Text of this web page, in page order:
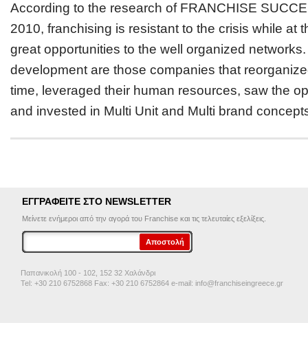
According to the research of FRANCHISE
2010, franchising is resistant to the crisis while at
great opportunities to the well organized
development are those companies that
time, leveraged their human resources, saw the
and invested in Multi Unit and Multi brand
ΕΓΓΡΑΦΕΙΤΕ ΣΤΟ NEWSLETTER
Μείνετε ενήμεροι από την αγορά του Franchise και τις τελευταίες εξελίξεις.
Παπανικολή 100 - 102, 152 32 Χαλάνδρι
Tel: +30 210 6752868 Fax: +30 210 6752864 e-mail: info@franchiseingreece.gr